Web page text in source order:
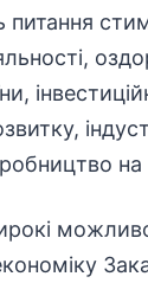
питання
на